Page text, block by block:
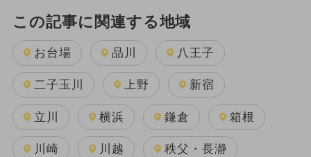
この記事に関連する地域
お台場 品川 八王子
二子玉川 上野 新宿
立川 横浜 鎌倉 箱根
川崎 川越 秩父・長瀞